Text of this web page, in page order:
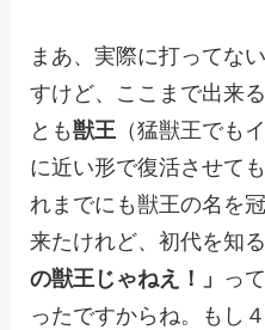
まあ、実際に打ってな
すけど、ここまで出来
とも獣王（猛獣王でも
に近い形で復活させて
れまでにも獣王の名を
来たけれど、初代を知
の獣王じゃねえ！」 っ
ったですからね。もし